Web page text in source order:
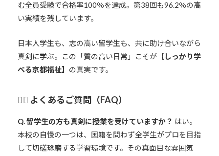
む全員受験で合格率100％を達成。第38回も96.2％の高
い実績を残しています。
日本人学生も、志の高い留学生も、共に助け合いながら
真剣に学ぶ。この「質の高い日常」こそが【しっかり学
べる京都福祉】 の真実です。
🙋‍♀️ よくあるご質問（FAQ）
Q. 留学生の方も真剣に授業を受けていますか？ はい。
本校の自慢の一つは、国籍を問わず全学生がプロを目指
して切磋琢磨する学習環境です。その真面目な雰囲気